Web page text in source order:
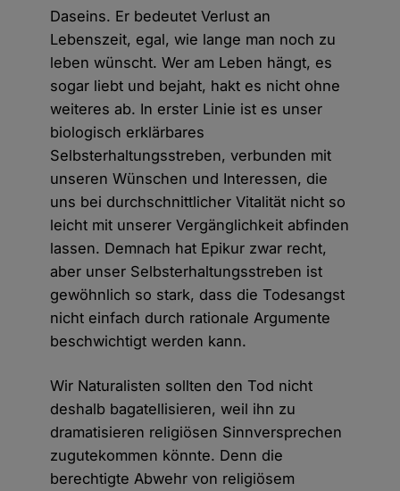
Daseins. Er bedeutet Verlust an
Lebenszeit, egal, wie lange man noch zu
leben wünscht. Wer am Leben hängt, es
sogar liebt und bejaht, hakt es nicht ohne
weiteres ab. In erster Linie ist es unser
biologisch erklärbares
Selbsterhaltungsstreben, verbunden mit
unseren Wünschen und Interessen, die
uns bei durchschnittlicher Vitalität nicht so
leicht mit unserer Vergänglichkeit abfinden
lassen. Demnach hat Epikur zwar recht,
aber unser Selbsterhaltungsstreben ist
gewöhnlich so stark, dass die Todesangst
nicht einfach durch rationale Argumente
beschwichtigt werden kann.
Wir Naturalisten sollten den Tod nicht
deshalb bagatellisieren, weil ihn zu
dramatisieren religiösen Sinnversprechen
zugutekommen könnte. Denn die
berechtigte Abwehr von religiösem